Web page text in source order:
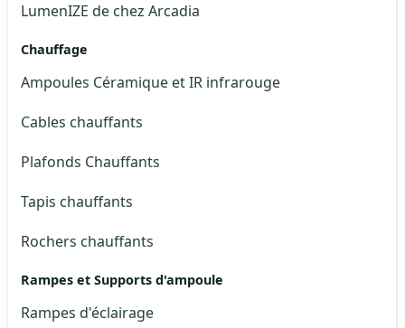
LumenIZE de chez Arcadia
Chauffage
Ampoules Céramique et IR infrarouge
Cables chauffants
Plafonds Chauffants
Tapis chauffants
Rochers chauffants
Rampes et Supports d'ampoule
Rampes d'éclairage